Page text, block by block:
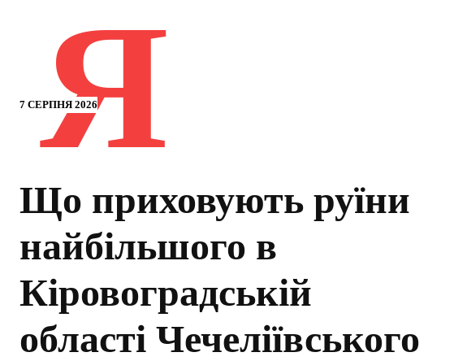
7 СЕРПНЯ 2026
Я
Що приховують руїни
найбільшого в
Кіровоградській
області Чечеліївського